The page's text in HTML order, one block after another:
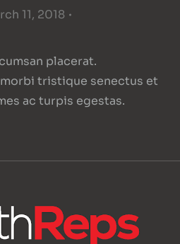
11, 2018
placerat.
tristique senectus et
ac turpis egestas.